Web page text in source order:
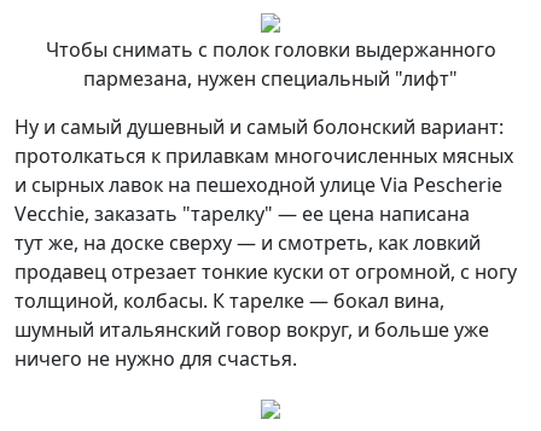
Чтобы снимать с полок головки выдержанного
пармезана, нужен специальный "лифт"
Ну и самый душевный и самый болонский вариант:
протолкаться к прилавкам многочисленных мясных
и сырных лавок на пешеходной улице Via Pescherie
Vecchie, заказать "тарелку" — ее цена написана
тут же, на доске сверху — и смотреть, как ловкий
продавец отрезает тонкие куски от огромной, с ногу
толщиной, колбасы. К тарелке — бокал вина,
шумный итальянский говор вокруг, и больше уже
ничего не нужно для счастья.